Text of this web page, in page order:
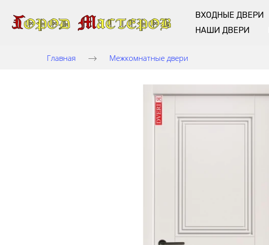
ВХОДНЫЕ ДВЕРИ
НАШИ ДВЕРИ
Главная Межкомнатные двери